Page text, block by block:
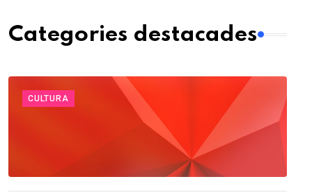
Categories destacades
CULTURA